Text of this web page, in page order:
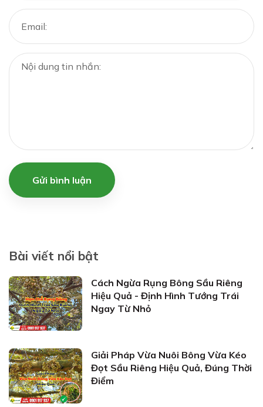
Gửi bình luận
Bài viết nổi bật
Cách Ngừa Rụng Bông Sầu Riêng
Hiệu Quả - Định Hình Tướng Trái
Ngay Từ Nhỏ
Giải Pháp Vừa Nuôi Bông Vừa Kéo
Đọt Sầu Riêng Hiệu Quả, Đúng Thời
Điểm